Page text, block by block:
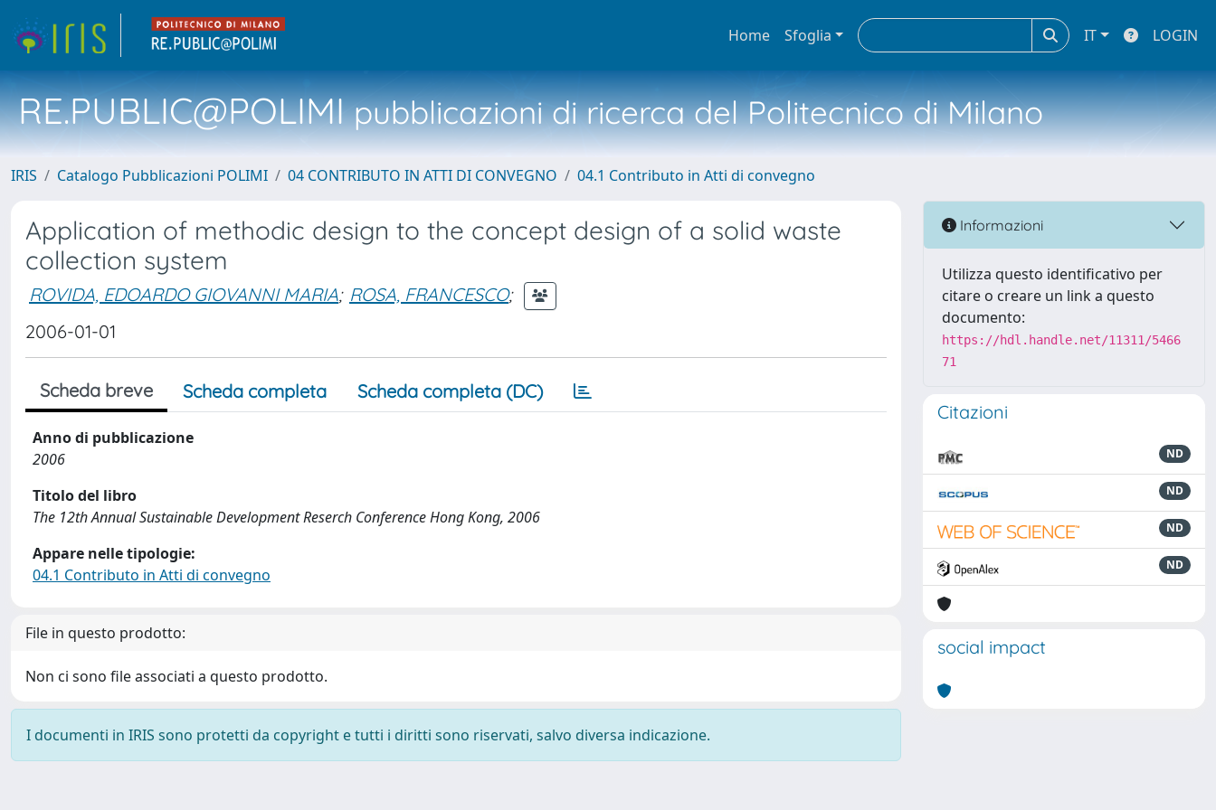
Home Sfoglia IT LOGIN
RE.PUBLIC@POLIMIpubblicazioni di ricerca del Politecnico di Milano
IRIS Catalogo Pubblicazioni POLIMI 04 CONTRIBUTO IN ATTI DI CONVEGNO 04.1 Contributo in Atti di convegno
Application of methodic design to the concept design of a solid waste
collection system
ROVIDA, EDOARDO GIOVANNI MARIA; ROSA, FRANCESCO;
2006-01-01
Scheda breve Scheda completa Scheda completa (DC)
Anno di pubblicazione
2006
Titolo del libro
The 12th Annual Sustainable Development Reserch Conference Hong Kong, 2006
Appare nelle tipologie:
04.1 Contributo in Atti di convegno
File in questo prodotto:
Non ci sono file associati a questo prodotto.
I documenti in IRIS sono protetti da copyright e tutti i diritti sono riservati, salvo diversa indicazione.
Informazioni
Utilizza questo identificativo per
citare o creare un link a questo
documento:
https://hdl.handle.net/11311/5466
71
Citazioni
ND
ND
ND
ND
social impact